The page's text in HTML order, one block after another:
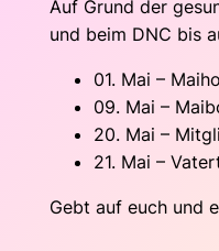
Auf Grund der
und beim DNC bis
01. Mai –
09. Mai –
20. Mai –
21. Mai –
Gebt auf euch und